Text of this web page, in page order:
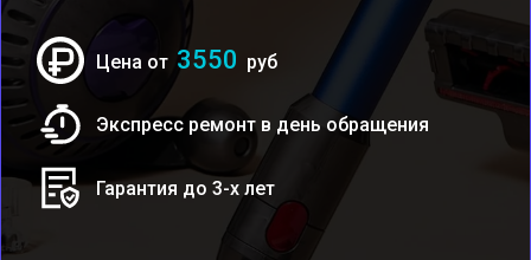
Цена от 3550 руб
Экспресс ремонт в день обращения
Гарантия до 3-х лет